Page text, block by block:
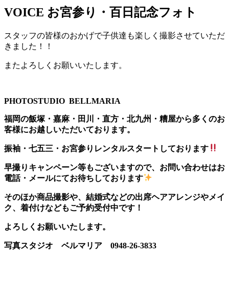
VOICE お宮参り・百日記念フォト
スタッフの皆様のおかげで子供達も楽しく撮影させていただ
きました！！
またよろしくお願いいたします。
PHOTOSTUDIO BELLMARIA
福岡の飯塚・嘉麻・田川・直方・北九州・糟屋から多くのお
客様にお越しいただいております。
振袖・七五三・お宮参りレンタルスタートしております
早撮りキャンペーン等もございますので、お問い合わせはお
電話・メールにてお待ちしております
そのほか商品撮影や、結婚式などの出席ヘアアレンジやメイ
ク、着付けなどもご予約受付中です！
よろしくお願いいたします。
写真スタジオ ベルマリア 0948-26-3833